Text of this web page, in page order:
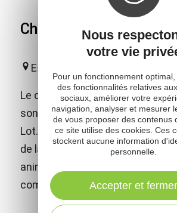
Château de Calmont
Espalion
Le château fort de Calmont d'Olt
son sommet la ville d'Espalion
Lot. En plus des nombreux jeux
de la visite libre, le château
animations et spectacles
comme aux grands !
Nous
votre vie
Pour un fonctionnement
des fonctionnalités relatives
sociaux, améliorer votre
navigation, analyser et mesurer
de vous proposer des contenus
ce site utilise des cookies. Ces
stockent aucune information
personnelle.
Accepter et fermer